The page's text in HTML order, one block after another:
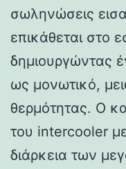
σωληνώσεις
επικάθεται στο
δημιουργώντας
ως μονωτικό,
θερμότητας. Ο
του intercooler με
διάρκεια των